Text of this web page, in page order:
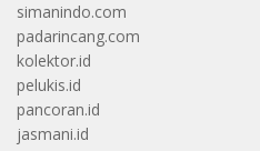
simanindo.com
padarincang.com
kolektor.id
pelukis.id
pancoran.id
jasmani.id